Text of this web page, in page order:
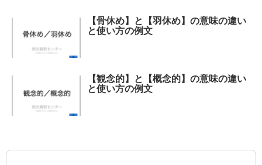
【骨休め】と【羽休め】の意味の違い
と使い方の例文
【観念的】と【概念的】の意味の違い
と使い方の例文